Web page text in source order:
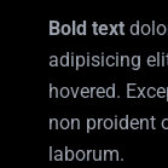
Bold text
adipisicing
hovered.
non proident
laborum.